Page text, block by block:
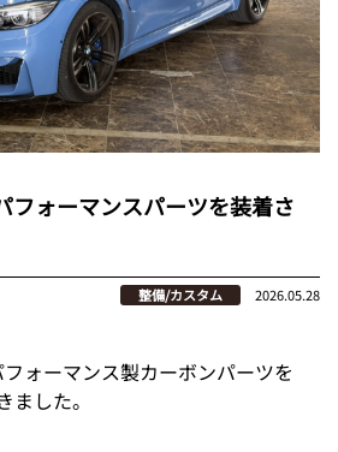
フォーマンスパーツを装着さ
整備/カスタム 2026.05.28
ォーマンス製カーボンパーツを
した。